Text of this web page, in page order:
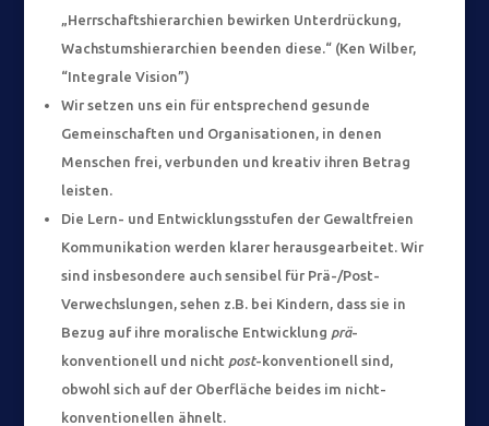
„Herrschaftshierarchien bewirken Unterdrückung,
Wachstumshierarchien beenden diese.“ (Ken Wilber,
“Integrale Vision”)
Wir setzen uns ein für entsprechend gesunde
Gemeinschaften und Organisationen, in denen
Menschen frei, verbunden und kreativ ihren Betrag
leisten.
Die Lern- und Entwicklungsstufen der Gewaltfreien
Kommunikation werden klarer herausgearbeitet. Wir
sind insbesondere auch sensibel für Prä-/Post-
Verwechslungen, sehen z.B. bei Kindern, dass sie in
Bezug auf ihre moralische Entwicklung prä-
konventionell und nicht post-konventionell sind,
obwohl sich auf der Oberfläche beides im nicht-
konventionellen ähnelt.